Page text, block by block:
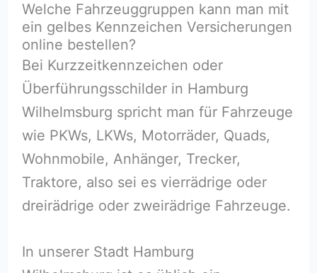
Welche Fahrzeuggruppen kann man mit
ein gelbes Kennzeichen Versicherungen
online bestellen?
Bei Kurzzeitkennzeichen oder
Überführungsschilder in Hamburg
Wilhelmsburg spricht man für Fahrzeuge
wie PKWs, LKWs, Motorräder, Quads,
Wohnmobile, Anhänger, Trecker,
Traktore, also sei es vierrädrige oder
dreirädrige oder zweirädrige Fahrzeuge.
In unserer Stadt Hamburg